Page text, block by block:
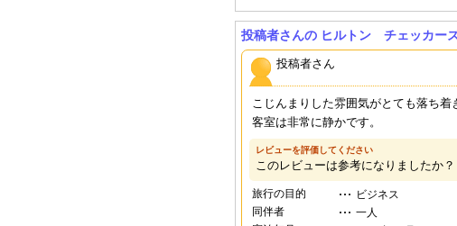
投稿者さんの ヒルトン チェッカー
投稿者さん
こじんまりした雰囲気がとても落ち着
客室は非常に静かです。
レビューを評価してください
このレビューは参考になりましたか？
旅行の目的
ビジネス
同伴者
一人